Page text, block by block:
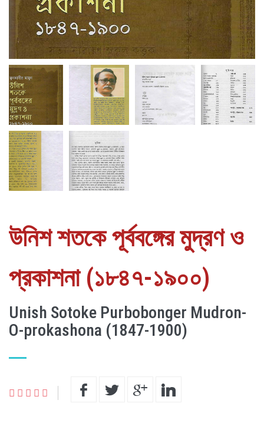
উনিশ শতকে পূর্ববঙ্গের মুদ্রণ ও
প্রকাশনা (১৮৪৭-১৯০০)
Unish Sotoke Purbobonger Mudron-
O-prokashona (1847-1900)